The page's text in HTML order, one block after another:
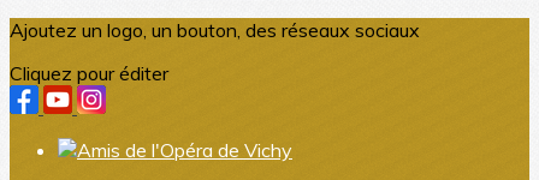
Ajoutez un logo, un bouton, des réseaux sociaux
Cliquez pour éditer